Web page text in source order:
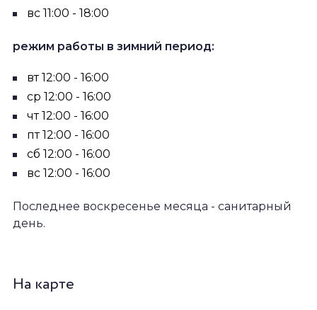
вс 11:00 - 18:00
режим работы в зимний период:
вт 12:00 - 16:00
ср 12:00 - 16:00
чт 12:00 - 16:00
пт 12:00 - 16:00
сб 12:00 - 16:00
вс 12:00 - 16:00
Последнее воскресенье месяца - санитарный
день.
На карте